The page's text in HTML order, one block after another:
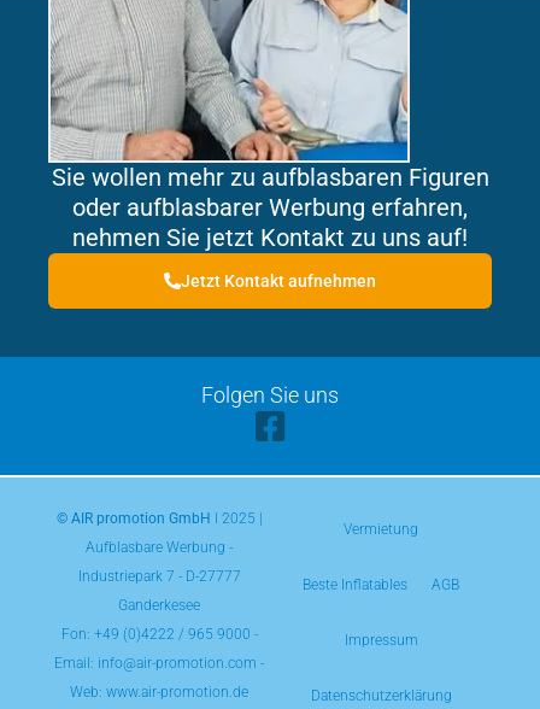
Sie wollen mehr zu aufblasbaren Figuren
oder aufblasbarer Werbung erfahren,
nehmen Sie jetzt Kontakt zu uns auf!
Jetzt Kontakt aufnehmen
Folgen Sie uns
© AIR promotion GmbH l 2025 |
Aufblasbare Werbung -
Industriepark 7 - D-27777
Ganderkesee
Fon: +49 (0)4222 / 965 9000 -
Email: info@air-promotion.com -
Web: www.air-promotion.de
Vermietung
Beste Inflatables AGB
Impressum
Datenschutzerklärung